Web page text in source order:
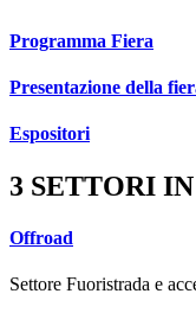
Programma Fiera
Presentazione della
Espositori
3 SETTORI
Offroad
Settore Fuoristrada e